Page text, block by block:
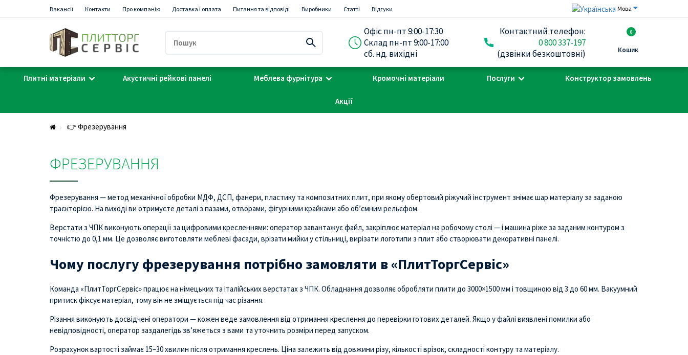
Вакансії Контакти Про компанію Доставка і оплата Питання та відповіді Виробники Статті Відгуки Мова
Офіс пн-пт 9:00-17:30
Склад пн-пт 9:00-17:00
сб. нд. вихідні
Контактний телефон:
0 800 337-197
(дзвінки безкоштовні)
0
Кошик
Плитні матеріали Акустичні рейкові панелі Меблева фурнітура Кромочні матеріали Послуги Конструктор замовлень
Акції
👉 Фрезерування
ФРЕЗЕРУВАННЯ
Фрезерування — метод механічної обробки МДФ, ДСП, фанери, пластику та композитних плит, при якому обертовий ріжучий інструмент знімає шар матеріалу за заданою
траєкторією. На виході ви отримуєте деталі з пазами, отворами, фігурними крайками або об’ємним рельєфом.
Верстати з ЧПК виконують операції за цифровими кресленнями: оператор завантажує файл, закріплює матеріал на робочому столі — і машина ріже за заданим контуром з
точністю до 0,1 мм. Це дозволяє виготовляти меблеві фасади, врізати мийки у стільниці, вирізати логотипи з плит або створювати декоративні панелі.
Чому послугу фрезерування потрібно замовляти в «ПлитТоргСервіс»
Команда «ПлитТоргСервіс» працює на німецьких та італійських верстатах з ЧПК. Обладнання дозволяє обробляти плити до 3000×1500 мм і товщиною від 3 до 60 мм. Вакуумний
притиск фіксує матеріал, тому він не зміщується під час різання.
Різання виконують досвідчені оператори — кожен веде замовлення від отримання креслення до перевірки готових деталей. Якщо у файлі виявлені помилки або
невідповідності, оператор заздалегідь зв’яжеться з вами та уточнить розміри перед запуском.
Розрахунок вартості займає 15–30 хвилин після отримання креслень. Ціна залежить від довжини різу, кількості врізок, складності контуру та матеріалу.